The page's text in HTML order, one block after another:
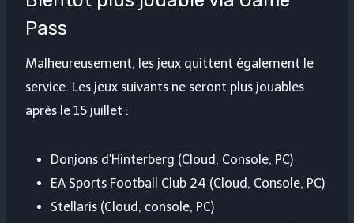
Pass
Malheureusement, les jeux quittent également le
service. Les jeux suivants ne seront plus jouables
après le 15 juillet :
Donjons d'Hinterberg (Cloud, Console, PC)
EA Sports Football Club 24 (Cloud, Console, PC)
Stellaris (Cloud, console, PC)